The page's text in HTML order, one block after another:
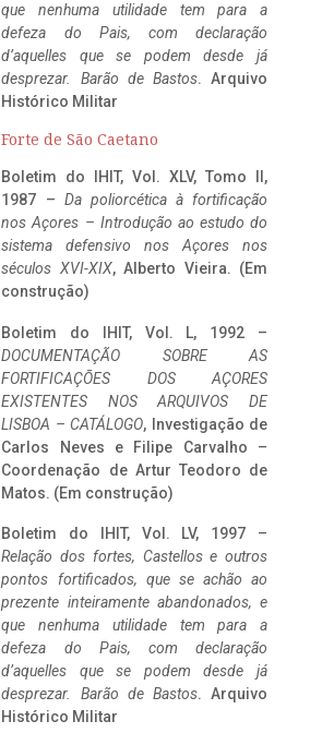
que nenhuma utilidade tem para a
defeza do Pais, com declaração
d’aquelles que se podem desde já
desprezar. Barão de Bastos. Arquivo
Histórico Militar
Forte de São Caetano
Boletim do IHIT, Vol. XLV, Tomo II,
1987 – Da poliorcética à fortificação
nos Açores – Introdução ao estudo do
sistema defensivo nos Açores nos
séculos XVI-XIX, Alberto Vieira. (Em
construção)
Boletim do IHIT, Vol. L, 1992 –
DOCUMENTAÇÃO SOBRE AS
FORTIFICAÇÕES DOS AÇORES
EXISTENTES NOS ARQUIVOS DE
LISBOA – CATÁLOGO, Investigação de
Carlos Neves e Filipe Carvalho –
Coordenação de Artur Teodoro de
Matos. (Em construção)
Boletim do IHIT, Vol. LV, 1997 –
Relação dos fortes, Castellos e outros
pontos fortificados, que se achão ao
prezente inteiramente abandonados, e
que nenhuma utilidade tem para a
defeza do Pais, com declaração
d’aquelles que se podem desde já
desprezar. Barão de Bastos. Arquivo
Histórico Militar